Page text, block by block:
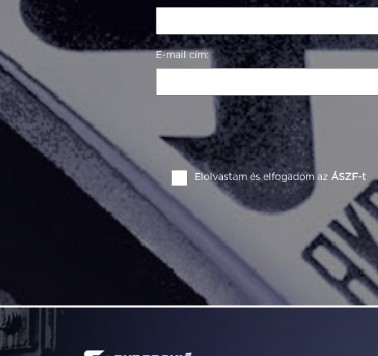
E-mail cím:
Elolvastam és elfogadom az ÁSZF-t